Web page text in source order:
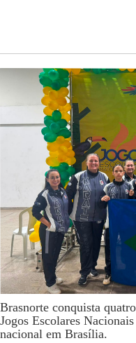
Brasnorte conquista
Jogos Escolares
nacional em Brasília.